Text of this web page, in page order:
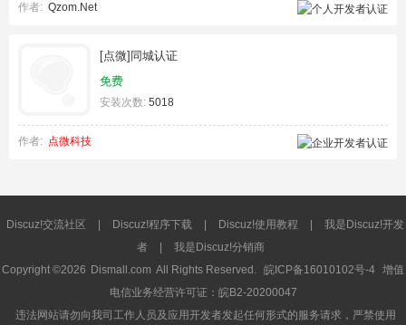
作者: Qzom.Net
[点微]同城认证
免费
安装次数: 5018
作者: 点微科技
Discuz!交流社区 Discuz!程序下载 Discuz!使用教程
我是Discuz!开发
者
我是Discuz!分销商
Copyright ©2026 Dismall.com All Rights Reserved. 皖ICP备16010102号-4 增值
电信业务经营许可证：皖B2-20200047
违法网站请勿向我司工作人员及应用开发者发起任何形式的服务请求，严禁使用